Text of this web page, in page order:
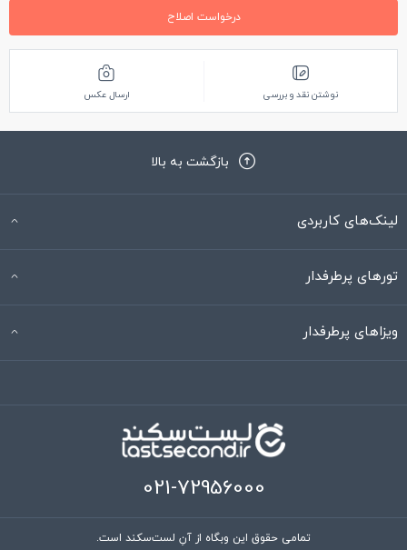
درخواست اصلاح
نوشتن نقد و بررسی ارسال عکس
بازگشت به بالا
لینک‌های کاربردی
تورهای پرطرفدار
ویزاهای پرطرفدار